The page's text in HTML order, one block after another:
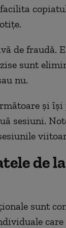
de fraudă.
sunt
nu.
și își
sesiuni.
de la
sunt
care